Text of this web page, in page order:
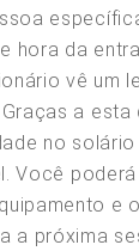
hora da
vê um
a esta
no
Você
e
a próxima